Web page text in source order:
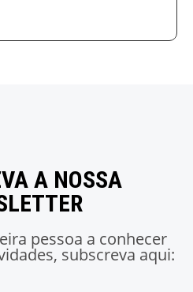
A NOSSA
pessoa a conhecer
subscreva aqui: